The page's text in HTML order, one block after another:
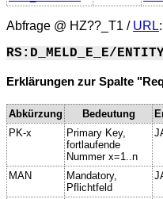
Abfrage @ HZ??_T1 / URL:
RS:D_MELD_E_E/
Erklärungen zur Spalte
Abkürzung Bedeutung
PK-x
Primary Key,
fortlaufende
Nummer x=1..n
MAN
Mandatory,
Pflichtfeld